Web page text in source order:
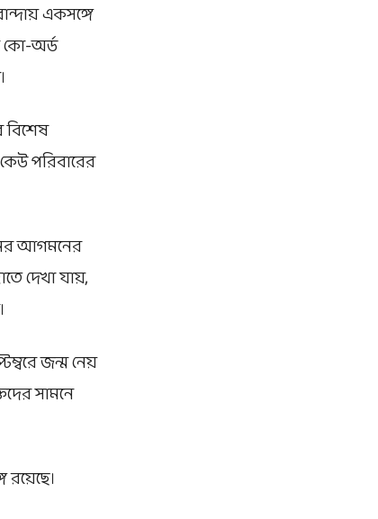
একসঙ্গে
কো-অর্ড
বিশেষ
পরিবারের
আগমনের
দেখা যায়,
জন্ম নেয়
সামনে